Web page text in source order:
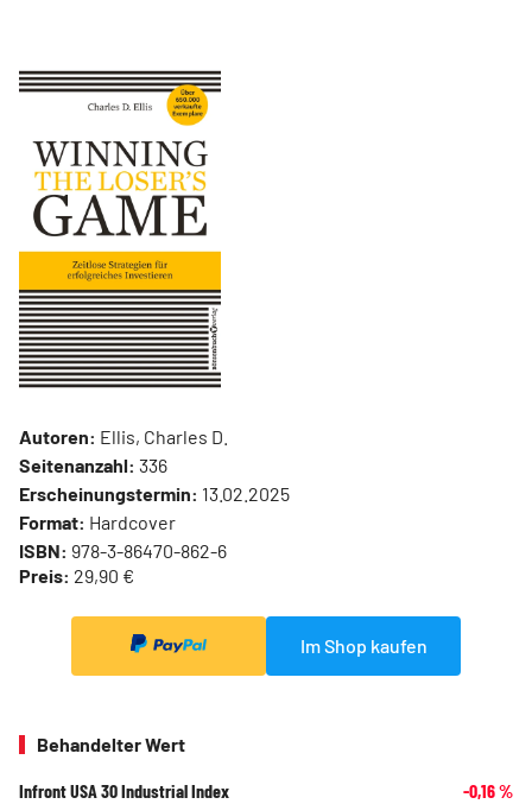
Autoren: Ellis, Charles D.
Seitenanzahl: 336
Erscheinungstermin: 13.02.2025
Format: Hardcover
ISBN: 978-3-86470-862-6
Preis: 29,90 €
Im Shop kaufen
Behandelter Wert
Infront USA 30 Industrial Index -0,16%